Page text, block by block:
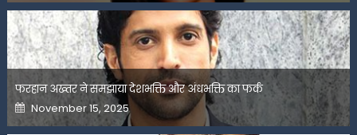
फरहान अख्तर ने समझाया देशभक्ति और अंधभक्ति का फर्क
Posted
on
November 15, 2025